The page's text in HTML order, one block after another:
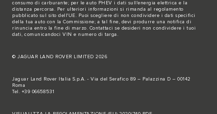
consumo di carburante; per le auto PHEV i dati sull'energia elettrica e la
distanza percorsa. Per ulteriori informazioni si rimanda al regolamento
pubblicato sul sito dell'UE. Puoi scegliere di non condividere i dati specifici
della tua auto con la Commissione; a tal fine, devi produrre una notifica di
rinuncia entro la fine di marzo. Contattaci se desideri non condividere i tuoi
dati, comunicandoci VIN e numero di targa.
© JAGUAR LAND ROVER LIMITED 2026
Jaguar Land Rover Italia S.p.A. - Via del Serafico 89 – Palazzina D – 00142
Roma
Tel. +39 06658531